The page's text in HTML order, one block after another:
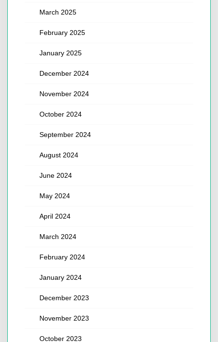
March 2025
February 2025
January 2025
December 2024
November 2024
October 2024
September 2024
August 2024
June 2024
May 2024
April 2024
March 2024
February 2024
January 2024
December 2023
November 2023
October 2023